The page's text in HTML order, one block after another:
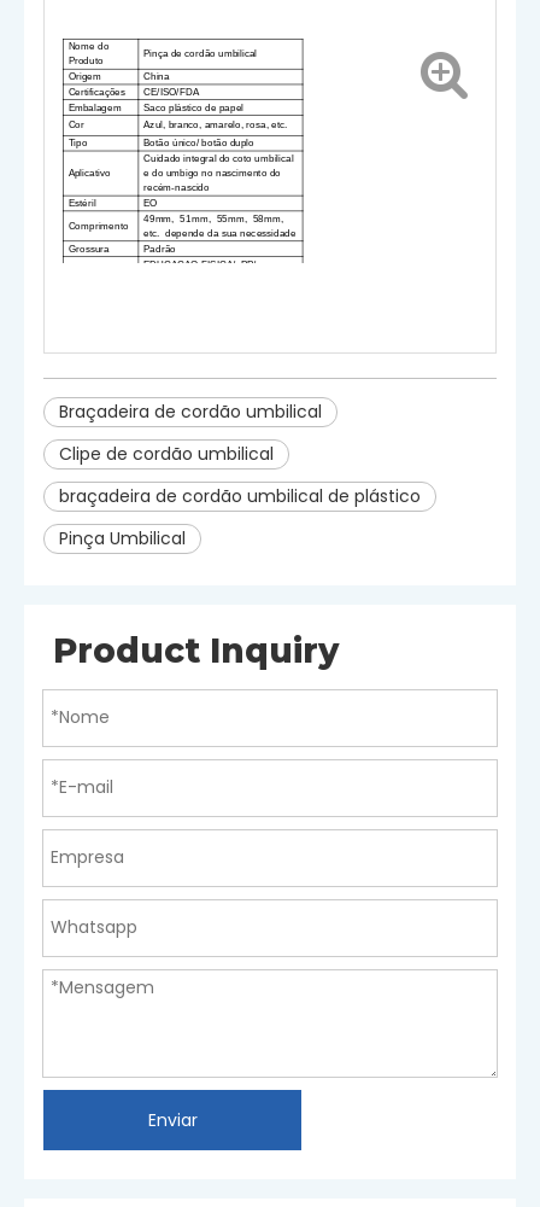
Nome do
Produto
Pinça de cordão umbilical
Origem
China
Certificações
CE/ISO/FDA
Embalagem
Saco plástico de papel
Cor
Azul, branco, amarelo, rosa, etc.
Tipo Botão único/ botão duplo
Aplicativo
Cuidado integral do coto umbilical
e do umbigo no nascimento do
recém-nascido
Estéril
EO
Comprimento
49mm ,51mm 55mm, 58mm,
etc.depende da sua necessidade
Grossura
Padrão
EDUCAÇAO FISICA / PP/
Braçadeira de cordão umbilical
Clipe de cordão umbilical
braçadeira de cordão umbilical de plástico
Pinça Umbilical
Product Inquiry
Enviar